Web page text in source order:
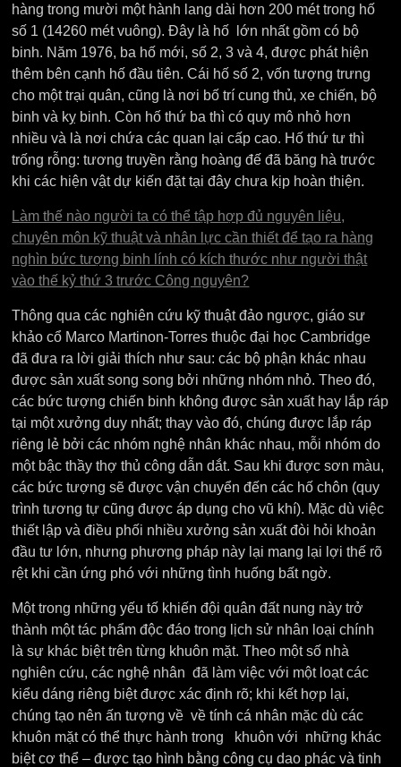
hàng trong mười một hành lang dài hơn 200 mét trong hố
số 1 (14260 mét vuông). Đây là hố lớn nhất gồm có bộ
binh. Năm 1976, ba hố mới, số 2, 3 và 4, được phát hiện
thêm bên cạnh hố đầu tiên. Cái hố số 2, vốn tượng trưng
cho một trại quân, cũng là nơi bố trí cung thủ, xe chiến, bộ
binh và kỵ binh. Còn hố thứ ba thì có quy mô nhỏ hơn
nhiều và là nơi chứa các quan lại cấp cao. Hố thứ tư thì
trống rỗng: tương truyền rằng hoàng đế đã băng hà trước
khi các hiện vật dự kiến ​​đặt tại đây chưa kịp hoàn thiện.
Làm thế nào người ta có thể tập hợp đủ nguyên liệu,
chuyên môn kỹ thuật và nhân lực cần thiết để tạo ra hàng
nghìn bức tượng binh lính có kích thước như người thật
vào thế kỷ thứ 3 trước Công nguyên?
Thông qua các nghiên cứu kỹ thuật đảo ngược, giáo sư
khảo cổ Marco Martinon-Torres thuộc đại học Cambridge
đã đưa ra lời giải thích như sau: các bộ phận khác nhau
được sản xuất song song bởi những nhóm nhỏ. Theo đó,
các bức tượng chiến binh không được sản xuất hay lắp ráp
tại một xưởng duy nhất; thay vào đó, chúng được lắp ráp
riêng lẻ bởi các nhóm nghệ nhân khác nhau, mỗi nhóm do
một bậc thầy thợ thủ công dẫn dắt. Sau khi được sơn màu,
các bức tượng sẽ được vận chuyển đến các hố chôn (quy
trình tương tự cũng được áp dụng cho vũ khí). Mặc dù việc
thiết lập và điều phối nhiều xưởng sản xuất đòi hỏi khoản
đầu tư lớn, nhưng phương pháp này lại mang lại lợi thế rõ
rệt khi cần ứng phó với những tình huống bất ngờ.
Một trong những yếu tố khiến đội quân đất nung này trở
thành một tác phẩm độc đáo trong lịch sử nhân loại chính
là sự khác biệt trên từng khuôn mặt. Theo một số nhà
nghiên cứu, các nghệ nhân đã làm việc với một loạt các
kiểu dáng riêng biệt được xác định rõ; khi kết hợp lại,
chúng tạo nên ấn tượng về về tính cá nhân mặc dù các
khuôn mặt có thể thực hành trong khuôn với những khác
biệt cơ thể – được tạo hình bằng công cụ dao phác và tinh